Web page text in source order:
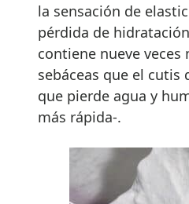
la sensación de
pérdida de
contiene nueve veces
sebáceas que el
que pierde agua y
más rápida-.